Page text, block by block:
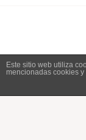
Este sitio web utiliza
mencionadas cookies